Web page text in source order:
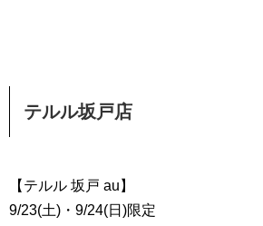
テルル坂戸店
【テルル 坂戸 au】
9/23(土)・9/24(日)限定